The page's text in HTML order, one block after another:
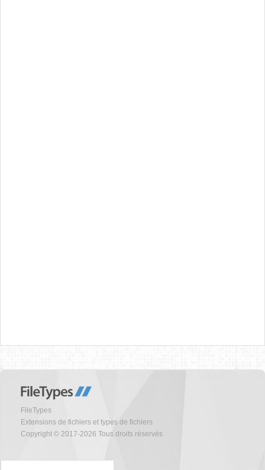
FileTypes
Extensions de fichiers et types de fichiers
Copyright © 2017-2026 Tous droits réservés